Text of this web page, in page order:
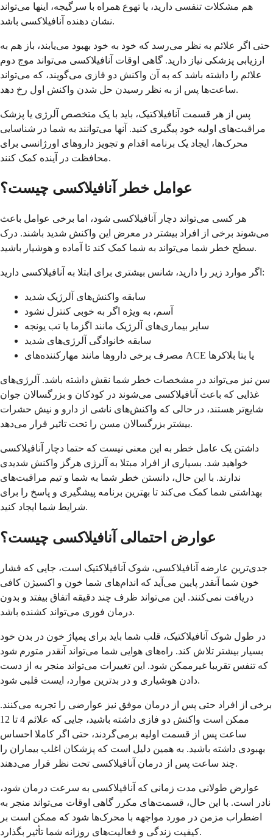
هم مشکلات تنفسی دارید، یا تهوع همراه با سرگیجه، اینها می‌تواند
نشان دهنده آنافیلاکسی باشد.
حتی اگر علائم به نظر می‌رسد که خود به خود بهبود می‌یابند، باز هم به
ارزیابی پزشکی نیاز دارید. گاهی اوقات آنافیلاکسی می‌تواند موج دوم
علائم را داشته باشد که به آن واکنش دو فازی می‌گویند، که می‌تواند
ساعت‌ها پس از به نظر رسیدن حل شدن واکنش اول رخ دهد.
پس از هر قسمت آنافیلاکتیک، باید با یک متخصص آلرژی یا پزشک
مراقبت‌های اولیه خود پیگیری کنید. آنها می‌توانند به شما در شناسایی
محرک‌ها، ایجاد یک برنامه اقدام و تجویز داروهای اورژانسی برای
محافظت در آینده کمک کنند.
عوامل خطر آنافیلاکسی چیست؟
هر کسی می‌تواند دچار آنافیلاکسی شود، اما برخی عوامل باعث
می‌شوند برخی از افراد بیشتر در معرض این واکنش شدید باشند. درک
سطح خطر شما می‌تواند به شما کمک کند تا آماده و هوشیار باشید.
اگر موارد زیر را دارید، شانس بیشتری برای ابتلا به آنافیلاکسی دارید:
سابقه واکنش‌های آلرژیک شدید
آسم، به ویژه اگر به خوبی کنترل نشود
سایر بیماری‌های آلرژیک مانند اگزما یا تب یونجه
سابقه خانوادگی آلرژی‌های شدید
مصرف برخی داروها مانند مهارکننده‌های ACE یا بتا بلاکرها
سن نیز می‌تواند در مشخصات خطر شما نقش داشته باشد. آلرژی‌های
غذایی که باعث آنافیلاکسی می‌شوند در کودکان و بزرگسالان جوان
شایع‌تر هستند، در حالی که واکنش‌های ناشی از دارو و نیش حشرات
بیشتر بزرگسالان مسن را تحت تاثیر قرار می‌دهد.
داشتن یک عامل خطر به این معنی نیست که حتما دچار آنافیلاکسی
خواهید شد. بسیاری از افراد مبتلا به آلرژی هرگز واکنش شدیدی
ندارند. با این حال، دانستن خطر شما به شما و تیم مراقبت‌های
بهداشتی شما کمک می‌کند تا بهترین برنامه پیشگیری و پاسخ را برای
شرایط شما ایجاد کنید.
عوارض احتمالی آنافیلاکسی چیست؟
جدی‌ترین عارضه آنافیلاکسی، شوک آنافیلاکتیک است، جایی که فشار
خون شما آنقدر پایین می‌آید که اندام‌های شما خون و اکسیژن کافی
دریافت نمی‌کنند. این می‌تواند ظرف چند دقیقه اتفاق بیفتد و بدون
درمان فوری می‌تواند کشنده باشد.
در طول شوک آنافیلاکتیک، قلب شما باید برای پمپاژ خون در بدن خود
بسیار بیشتر تلاش کند. راه‌های هوایی شما می‌تواند آنقدر متورم شود
که تنفس تقریبا غیرممکن شود. این تغییرات می‌تواند منجر به از دست
دادن هوشیاری و در بدترین موارد، ایست قلبی شود.
برخی از افراد حتی پس از درمان موفق نیز عوارضی را تجربه می‌کنند.
ممکن است واکنش دو فازی داشته باشید، جایی که علائم 4 تا 12
ساعت پس از قسمت اولیه برمی‌گردند، حتی اگر کاملا احساس
بهبودی داشته باشید. به همین دلیل است که پزشکان اغلب بیماران را
چند ساعت پس از درمان آنافیلاکسی تحت نظر قرار می‌دهند.
عوارض طولانی مدت زمانی که آنافیلاکسی به سرعت درمان شود،
نادر است. با این حال، قسمت‌های مکرر گاهی اوقات می‌تواند منجر به
اضطراب مزمن در مورد مواجهه با محرک‌ها شود که ممکن است بر
کیفیت زندگی و فعالیت‌های روزانه شما تأثیر بگذارد.